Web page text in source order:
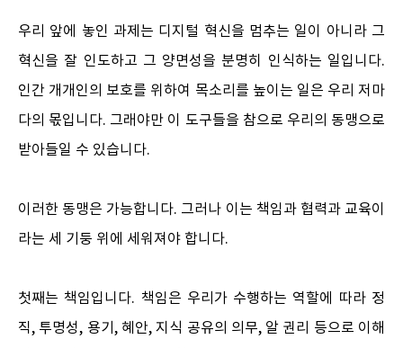
우리 앞에 놓인 과제는 디지털 혁신을 멈추는 일이 아니라 그
혁신을 잘 인도하고 그 양면성을 분명히 인식하는 일입니다.
인간 개개인의 보호를 위하여 목소리를 높이는 일은 우리 저마
다의 몫입니다. 그래야만 이 도구들을 참으로 우리의 동맹으로
받아들일 수 있습니다.
이러한 동맹은 가능합니다. 그러나 이는 책임과 협력과 교육이
라는 세 기둥 위에 세워져야 합니다.
첫째는 책임입니다. 책임은 우리가 수행하는 역할에 따라 정
직, 투명성, 용기, 혜안, 지식 공유의 의무, 알 권리 등으로 이해